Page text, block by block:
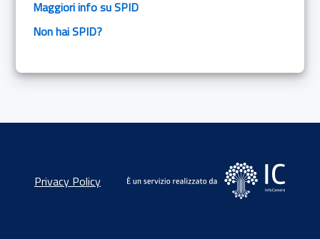
Maggiori info su SPID
Non hai SPID?
Privacy Policy